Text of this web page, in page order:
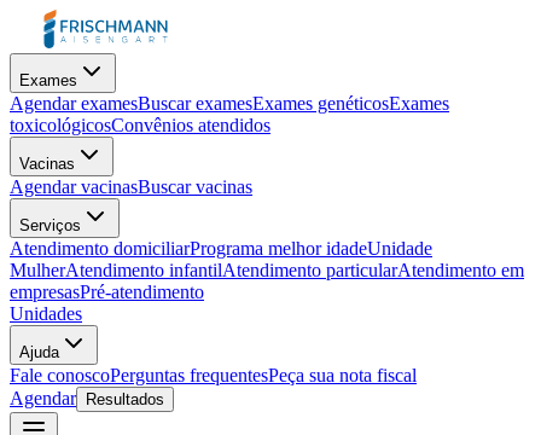
Exames
Agendar examesBuscar examesExames genéticosExames
toxicológicosConvênios atendidos
Vacinas
Agendar vacinasBuscar vacinas
Serviços
Atendimento domiciliarPrograma melhor idadeUnidade
MulherAtendimento infantilAtendimento particularAtendimento em
empresasPré-atendimento
Unidades
Ajuda
Fale conoscoPerguntas frequentesPeça sua nota fiscal
Agendar
Resultados